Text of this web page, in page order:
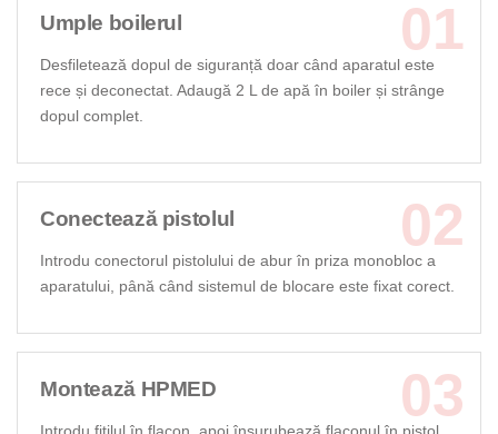
Umple boilerul
Desfiletează dopul de siguranță doar când aparatul este
rece și deconectat. Adaugă 2 L de apă în boiler și strânge
dopul complet.
Conectează pistolul
Introdu conectorul pistolului de abur în priza monobloc a
aparatului, până când sistemul de blocare este fixat corect.
Montează HPMED